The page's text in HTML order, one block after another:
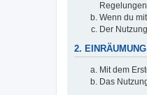
Wenn du
Der
2.
Mit dem
Das